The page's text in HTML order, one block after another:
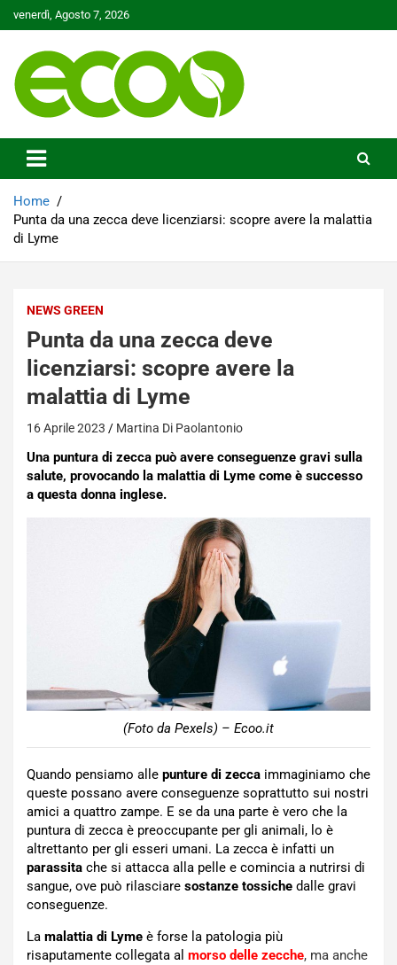
to
venerdì, Agosto 7, 2026
Ecoo.it
Home
Punta da una zecca deve licenziarsi: scopre avere la malattia
di Lyme
NEWS GREEN
Punta da una zecca deve
licenziarsi: scopre avere la
malattia di Lyme
16 Aprile 2023 Martina Di Paolantonio
Una puntura di zecca può avere conseguenze gravi sulla
salute, provocando la malattia di Lyme come è successo
a questa donna inglese.
(Foto da Pexels) – Ecoo.it
Quando pensiamo alle punture di zecca immaginiamo che
queste possano avere conseguenze soprattutto sui nostri
amici a quattro zampe. E se da una parte è vero che la
puntura di zecca è preoccupante per gli animali, lo è
altrettanto per gli esseri umani. La zecca è infatti un
parassita che si attacca alla pelle e comincia a nutrirsi di
sangue, ove può rilasciare sostanze tossiche dalle gravi
conseguenze.
La malattia di Lyme è forse la patologia più
risaputamente collegata al morso delle zecche, ma anche